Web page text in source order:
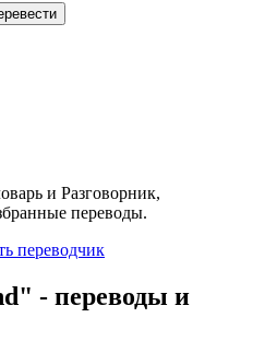
и Разговорник,
переводы.
- переводы и